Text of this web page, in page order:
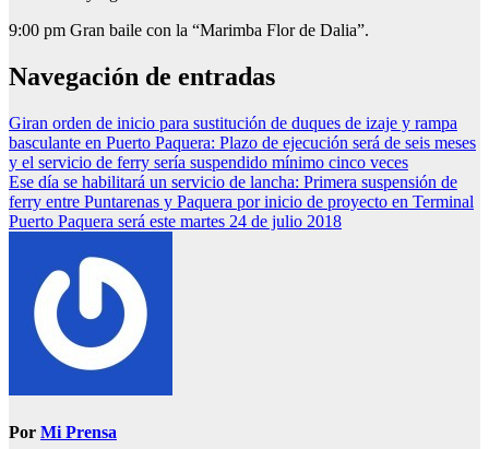
9:00 pm Gran baile con la “Marimba Flor de Dalia”.
Navegación de entradas
Giran orden de inicio para sustitución de duques de izaje y rampa
basculante en Puerto Paquera: Plazo de ejecución será de seis meses
y el servicio de ferry sería suspendido mínimo cinco veces
Ese día se habilitará un servicio de lancha: Primera suspensión de
ferry entre Puntarenas y Paquera por inicio de proyecto en Terminal
Puerto Paquera será este martes 24 de julio 2018
Por Mi Prensa